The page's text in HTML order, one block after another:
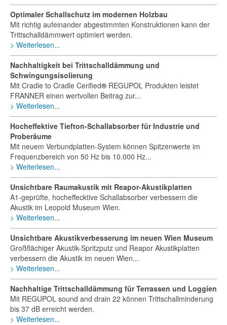
Optimaler Schallschutz im modernen Holzbau
Mit richtig aufeinander abgestimmten Konstruktionen kann der
Trittschalldämmwert optimiert werden.
Weiterlesen...
Nachhaltigkeit bei Trittschalldämmung und
Schwingungsisolierung
Mit Cradle to Cradle Cerified® REGUPOL Produkten leistet
FRANNER einen wertvollen Beitrag zur...
Weiterlesen...
Hocheffektive Tiefton-Schallabsorber für Industrie und
Proberäume
Mit neuem Verbundplatten-System können Spitzenwerte im
Frequenzbereich von 50 Hz bis 10.000 Hz...
Weiterlesen...
Unsichtbare Raumakustik mit Reapor-Akustikplatten
A1-geprüfte, hocheffecktive Schallabsorber verbessern die
Akustik im Leopold Museum Wien.
Weiterlesen...
Unsichtbare Akustikverbesserung im neuen Wien Museum
Großflächiger Akustik-Spritzputz und Reapor Akustikplatten
verbessern die Akustik im neuen Wien...
Weiterlesen...
Nachhaltige Trittschalldämmung für Terrassen und Loggien
Mit REGUPOL sound and drain 22 können Trittschallminderung
bis 37 dB erreicht werden.
Weiterlesen...